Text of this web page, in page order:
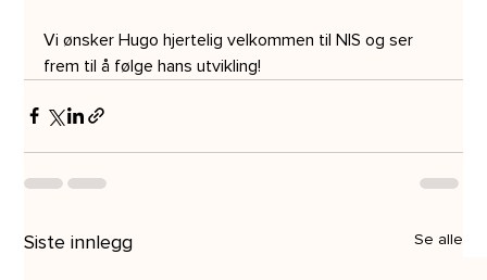
Vi ønsker Hugo hjertelig velkommen til NIS og ser
frem til å følge hans utvikling!
Siste innlegg Se alle